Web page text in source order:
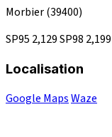
Morbier(39400)
SP95 2,129SP98 2,199
Localisation
Google MapsWaze